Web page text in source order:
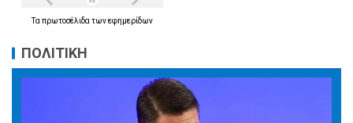
Τα πρωτοσέλιδα τωνεφημερίδων
ΠΟΛΙΤΙΚΗ